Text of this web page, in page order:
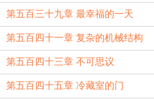
第五百三十九章 最幸福的一天
第五百四十一章 复杂的机械结构
第五百四十三章 不可思议
第五百四十五章 冷藏室的门